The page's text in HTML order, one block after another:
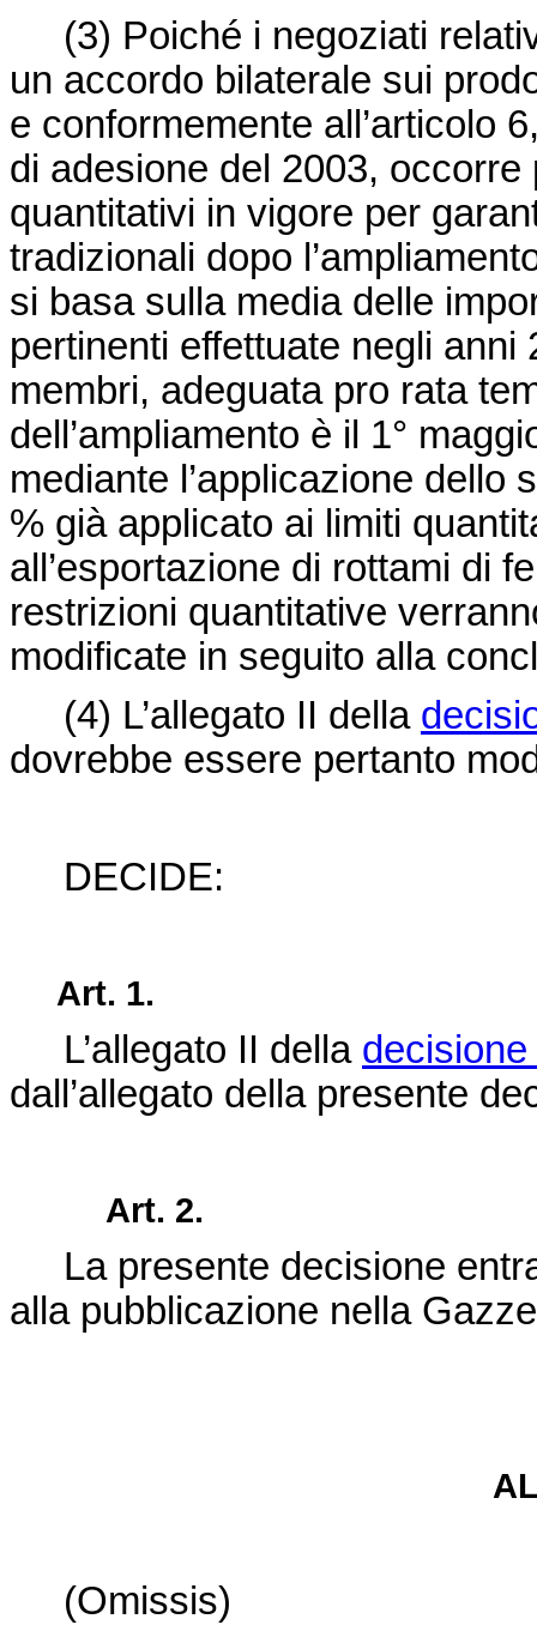
(3) Poiché i negoziati
un accordo bilaterale sui
e conformemente all’articolo
di adesione del 2003,
quantitativi in vigore per
tradizionali dopo
si basa sulla media delle
pertinenti effettuate negli
membri, adeguata pro rata
dell’ampliamento è il 1°
mediante l’applicazione dello
% già applicato ai limiti
all’esportazione di rottami di
restrizioni quantitative
modificate in seguito alla
(4) L’allegato II della
dovrebbe essere pertanto
DECIDE:
Art. 1.
L’allegato II della
dall’allegato della presente
Art. 2.
La presente decisione
alla pubblicazione nella
(Omissis)